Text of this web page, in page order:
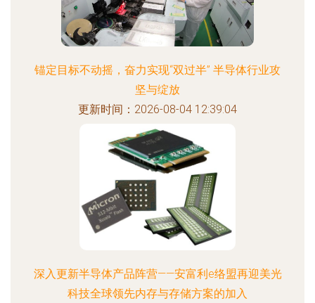
锚定目标不动摇，奋力实现“双过半” 半导体行业攻
坚与绽放
更新时间：2026-08-04 12:39:04
深入更新半导体产品阵营——安富利e络盟再迎美光
科技全球领先内存与存储方案的加入